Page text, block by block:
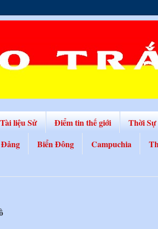
Tài liệu Sử Điểm tin thế giới Thời
Biển Đông Campuchia